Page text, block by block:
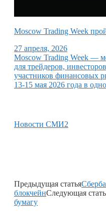
Moscow Trading Week
27 апреля, 2026
Moscow Trading Week —
для трейдеров,
участников финансовых
13-15 мая 2026 года в
Новости СМИ2
Предыдущая статья
блокчейнСледующая
бумагу